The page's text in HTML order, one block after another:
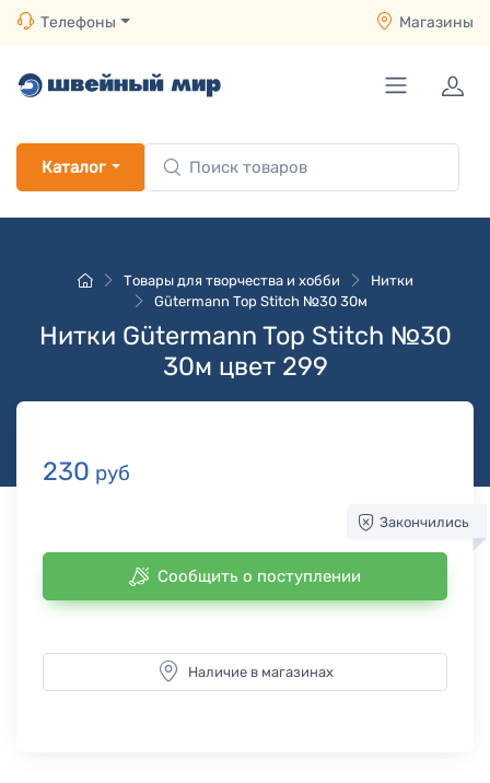
Телефоны Магазины
Каталог
Товары для творчества и хобби
Нитки
Gütermann Top Stitch №30 30м
Нитки Gütermann Top Stitch №30
30м цвет 299
230 руб
Закончились
Сообщить о поступлении
Наличие в магазинах